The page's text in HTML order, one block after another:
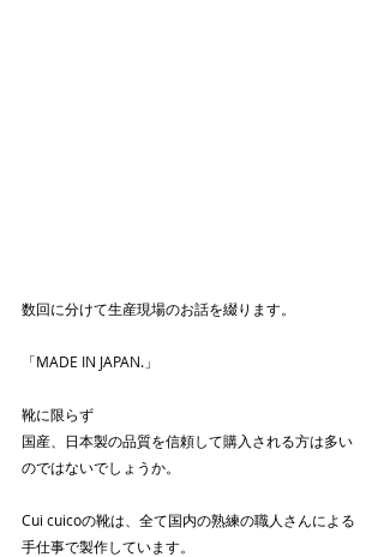
数回に分けて生産現場のお話を綴ります。
「MADE IN JAPAN.」
靴に限らず
国産、日本製の品質を信頼して購入される方は多い
のではないでしょうか。
Cui cuicoの靴は、全て国内の熟練の職人さんによる
手仕事で製作しています。